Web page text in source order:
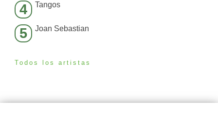
4 Tangos
5 Joan Sebastian
Todos los artistas